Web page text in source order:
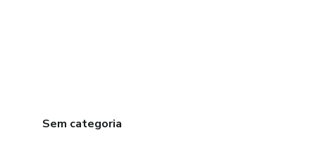
Sem categoria